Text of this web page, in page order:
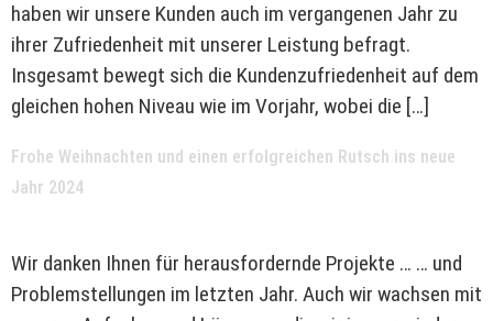
haben wir unsere Kunden auch im vergangenen Jahr zu
ihrer Zufriedenheit mit unserer Leistung befragt.
Insgesamt bewegt sich die Kundenzufriedenheit auf dem
gleichen hohen Niveau wie im Vorjahr, wobei die […]
Frohe Weihnachten und einen erfolgreichen Rutsch ins neue
Jahr 2024
Wir danken Ihnen für herausfordernde Projekte … … und
Problemstellungen im letzten Jahr. Auch wir wachsen mit